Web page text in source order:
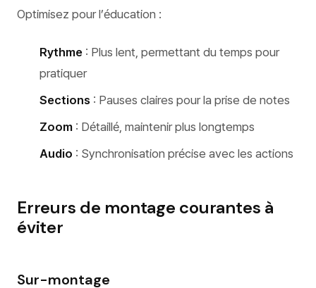
Optimisez pour l’éducation :
Rythme : Plus lent, permettant du temps pour
pratiquer
Sections : Pauses claires pour la prise de notes
Zoom : Détaillé, maintenir plus longtemps
Audio : Synchronisation précise avec les actions
Erreurs de montage courantes à
éviter
Sur-montage